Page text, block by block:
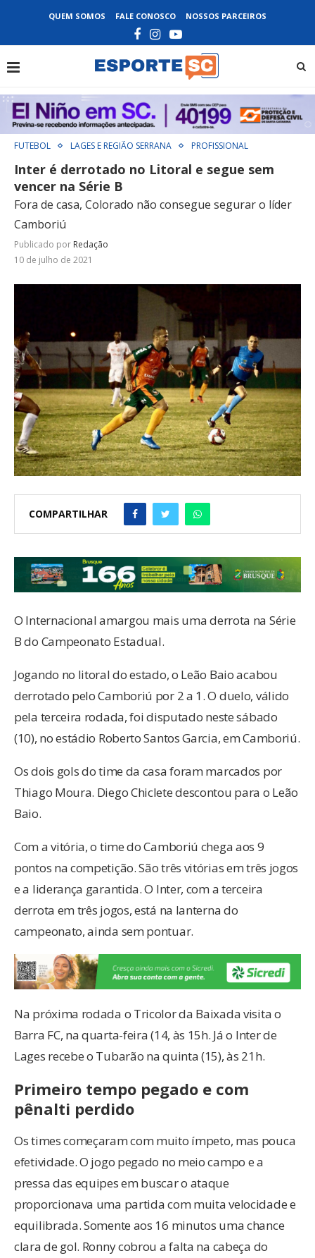
QUEM SOMOS FALE CONOSCO NOSSOS PARCEIROS
FUTEBOL LAGES E REGIÃO SERRANA PROFISSIONAL
Inter é derrotado no Litoral e segue sem
vencer na Série B
Fora de casa, Colorado não consegue segurar o líder
Camboriú
Publicado por Redação
10 de julho de 2021
COMPARTILHAR
O Internacional amargou mais uma derrota na Série
B do Campeonato Estadual.
Jogando no litoral do estado, o Leão Baio acabou
derrotado pelo Camboriú por 2 a 1. O duelo, válido
pela terceira rodada, foi disputado neste sábado
(10), no estádio Roberto Santos Garcia, em Camboriú.
Os dois gols do time da casa foram marcados por
Thiago Moura. Diego Chiclete descontou para o Leão
Baio.
Com a vitória, o time do Camboriú chega aos 9
pontos na competição. São três vitórias em três jogos
e a liderança garantida. O Inter, com a terceira
derrota em três jogos, está na lanterna do
campeonato, ainda sem pontuar.
Na próxima rodada o Tricolor da Baixada visita o
Barra FC, na quarta-feira (14, às 15h. Já o Inter de
Lages recebe o Tubarão na quinta (15), às 21h.
Primeiro tempo pegado e com
pênalti perdido
Os times começaram com muito ímpeto, mas pouca
efetividade. O jogo pegado no meio campo e a
pressa das equipes em buscar o ataque
proporcionava uma partida com muita velocidade e
equilibrada. Somente aos 16 minutos uma chance
clara de gol. Ronny cobrou a falta na cabeça do